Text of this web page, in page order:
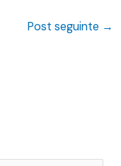
Post seguinte →